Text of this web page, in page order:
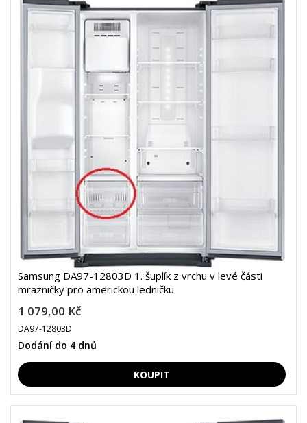
Samsung DA97-12803D 1. šuplík z vrchu v levé části
mrazničky pro americkou ledničku
1 079,00 Kč
DA97-12803D
Dodání do 4 dnů